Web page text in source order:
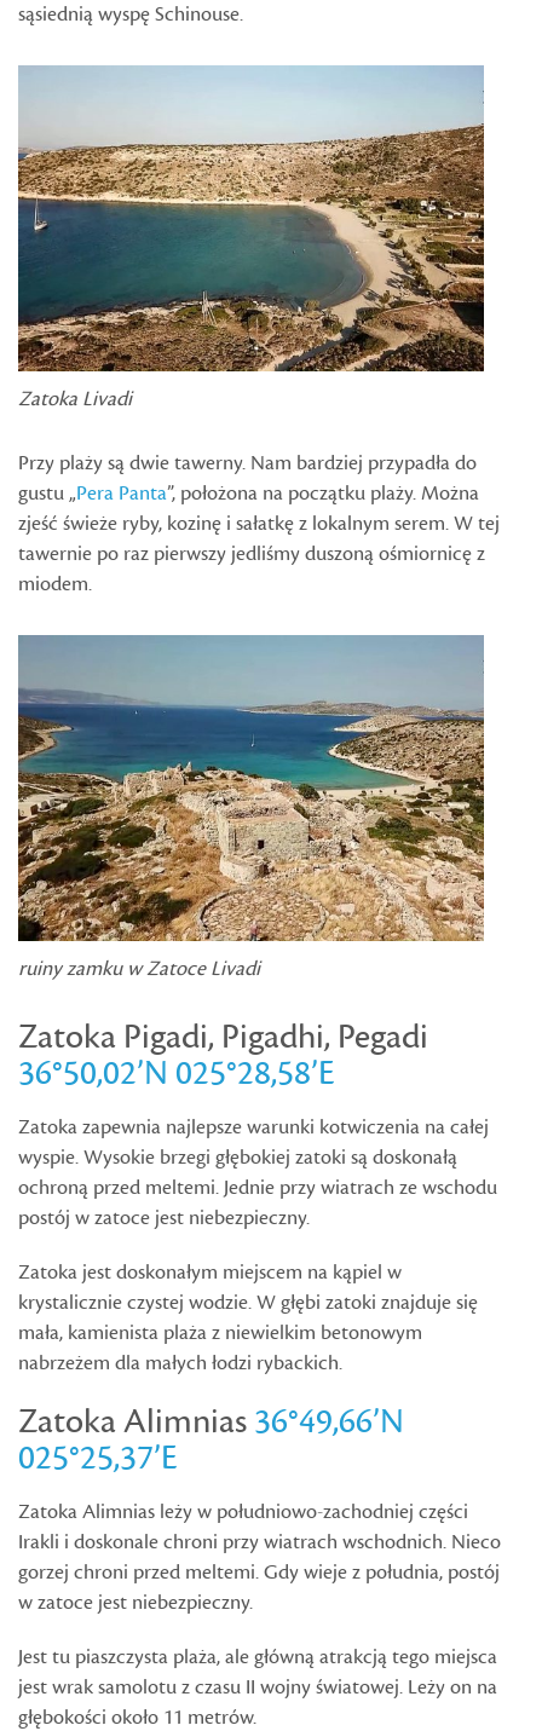
sąsiednią wyspę Schinouse.
Zatoka Livadi
Przy plaży są dwie tawerny. Nam bardziej przypadła do
gustu „Pera Panta”, położona na początku plaży. Można
zjeść świeże ryby, kozinę i sałatkę z lokalnym serem. W tej
tawernie po raz pierwszy jedliśmy duszoną ośmiornicę z
miodem.
ruiny zamku w Zatoce Livadi
Zatoka Pigadi, Pigadhi, Pegadi
36°50,02’N 025°28,58’E
Zatoka zapewnia najlepsze warunki kotwiczenia na całej
wyspie. Wysokie brzegi głębokiej zatoki są doskonałą
ochroną przed meltemi. Jednie przy wiatrach ze wschodu
postój w zatoce jest niebezpieczny.
Zatoka jest doskonałym miejscem na kąpiel w
krystalicznie czystej wodzie. W głębi zatoki znajduje się
mała, kamienista plaża z niewielkim betonowym
nabrzeżem dla małych łodzi rybackich.
Zatoka Alimnias36°49,66’N
025°25,37’E
Zatoka Alimnias leży w południowo-zachodniej części
Irakli i doskonale chroni przy wiatrach wschodnich. Nieco
gorzej chroni przed meltemi. Gdy wieje z południa, postój
w zatoce jest niebezpieczny.
Jest tu piaszczysta plaża, ale główną atrakcją tego miejsca
jest wrak samolotu z czasu II wojny światowej. Leży on na
głębokości około 11 metrów.